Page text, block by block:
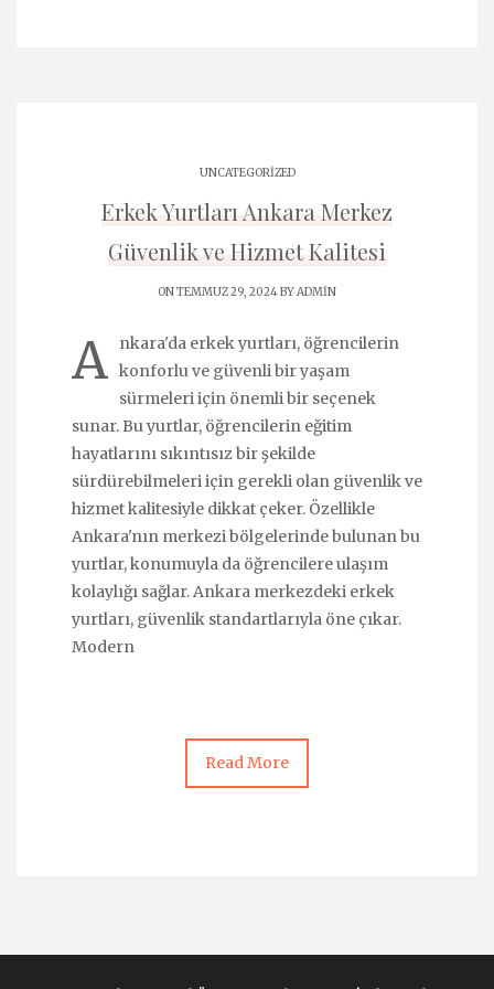
UNCATEGORIZED
Erkek Yurtları Ankara Merkez
Güvenlik ve Hizmet Kalitesi
ON TEMMUZ 29, 2024 BYADMIN
A
nkara'da erkek yurtları, öğrencilerin
konforlu ve güvenli bir yaşam
sürmeleri için önemli bir seçenek
sunar. Bu yurtlar, öğrencilerin eğitim
hayatlarını sıkıntısız bir şekilde
sürdürebilmeleri için gerekli olan güvenlik ve
hizmet kalitesiyle dikkat çeker. Özellikle
Ankara'nın merkezi bölgelerinde bulunan bu
yurtlar, konumuyla da öğrencilere ulaşım
kolaylığı sağlar. Ankara merkezdeki erkek
yurtları, güvenlik standartlarıyla öne çıkar.
Modern
Read More